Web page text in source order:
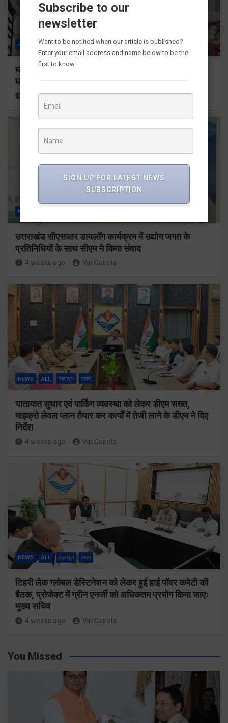
राज्य ALL टिहरी गढ़वाल
घनसाली थाना क्षेत्र के द्वारी गांव में लगातार हो रही चोरी की
घटनाएं, ग्रामीणों में रोष
4 weeks ago Viri Gairola
NEWS
उत्तराखंड सीएसआर डायलॉग कार्यक्रम में उद्योग जगत के
प्रतिनिधियों के साथ सीएम ने किया संवाद
4 weeks ago Viri Gairola
NEWS ALL देहरादून राज्य
यातायात सुधार एवं पार्किंग व्यवस्था को लेकर डीएम सख्त,
माइक्रो लेवल प्लान तैयार कर कार्यों में तेजी लाने के डीएम ने दिए
निर्देश
4 weeks ago Viri Gairola
NEWS ALL देहरादून राज्य
टिहरी लेक ग्लोबल डेस्टिनेशन को लेकर हुई हाई पॉवर कमेटी की
बैठक, प्रोजेक्ट में ग्रीन एनर्जी को अधिकतम प्रयोग किया जाएः
मुख्य सचिव
4 weeks ago Viri Gairola
You Missed
Subscribe to our
newsletter
Want to be notified when our article is published?
Enter your email address and name below to be the
first to know.
SIGN UP FOR LATEST NEWS
SUBSCRIPTION